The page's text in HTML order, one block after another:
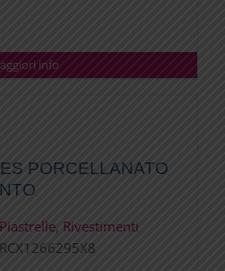
info
PORCELLANATO
Piastrelle, Rivestimenti